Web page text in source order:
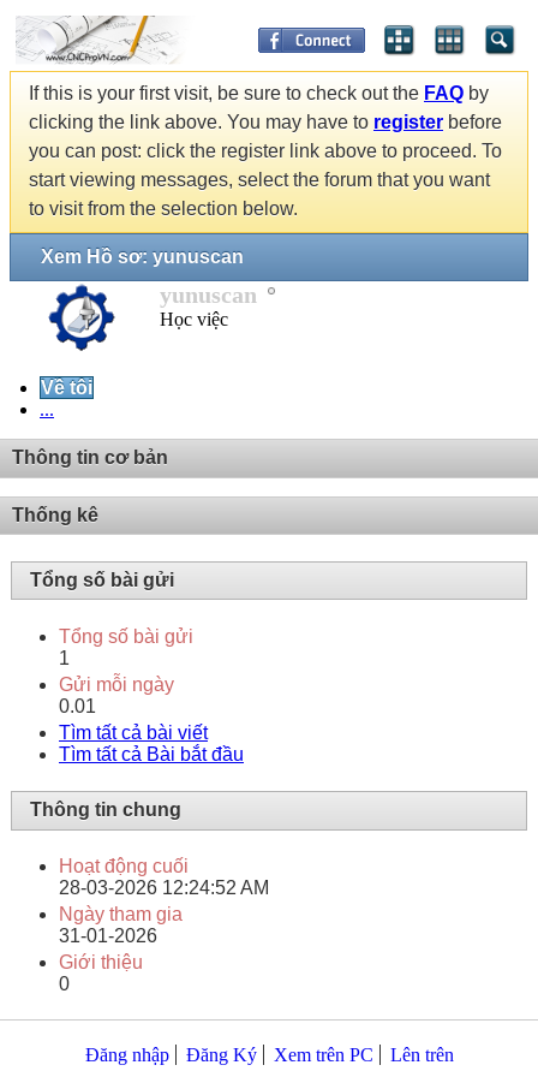
If this is your first visit, be sure to check out the FAQ by
clicking the link above. You may have to register before
you can post: click the register link above to proceed. To
start viewing messages, select the forum that you want
to visit from the selection below.
Xem Hồ sơ: yunuscan
yunuscan
Học việc
Về tôi
...
Thông tin cơ bản
Thống kê
Tổng số bài gửi
Tổng số bài gửi
1
Gửi mỗi ngày
0.01
Tìm tất cả bài viết
Tìm tất cả Bài bắt đầu
Thông tin chung
Hoạt động cuối
28-03-2026 12:24:52 AM
Ngày tham gia
31-01-2026
Giới thiệu
0
Đăng nhập Đăng Ký Xem trên PC Lên trên